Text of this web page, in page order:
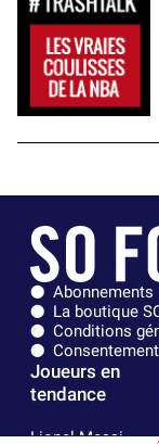
Abonnements
La boutique
Conditions
Consentement
Joueurs en
tendance
Lionel Messi